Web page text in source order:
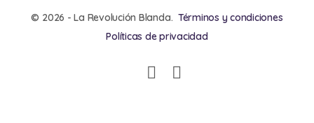
© 2026 - La Revolución Blanda. Términos y condiciones
Políticas de privacidad